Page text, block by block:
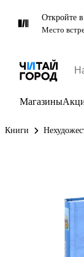
Откройте
Место
Магазины
Книги